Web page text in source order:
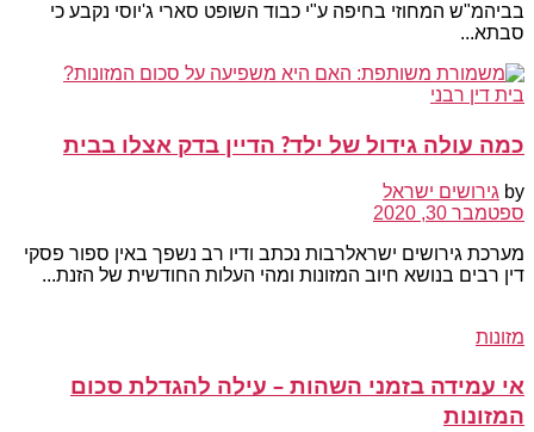
בביהמ"ש המחוזי בחיפה ע"י כבוד השופט סארי ג'יוסי נקבע כי
סבתא...
בית דין רבני
כמה עולה גידול של ילד? הדיין בדק אצלו בבית
by גירושים ישראל
ספטמבר 30, 2020
מערכת גירושים ישראלרבות נכתב ודיו רב נשפך באין ספור פסקי
דין רבים בנושא חיוב המזונות ומהי העלות החודשית של הזנת...
מזונות
אי עמידה בזמני השהות – עילה להגדלת סכום
המזונות